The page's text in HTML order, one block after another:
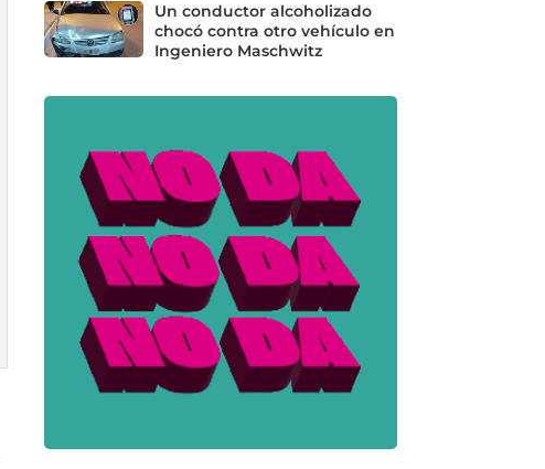
Un conductor alcoholizado
chocó contra otro vehículo en
Ingeniero Maschwitz